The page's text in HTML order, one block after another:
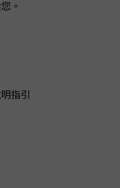
。
指引